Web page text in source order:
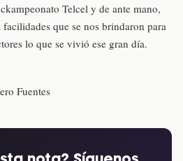
Telcel y de ante mano,
que se nos brindaron para
lo que se vivió ese gran día.
Fuentes